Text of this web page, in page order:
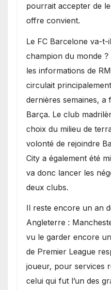
pourrait accepter de
offre convient.
​Le FC Barcelone va-
champion du monde ?
les informations de
circulait
dernières semaines, a
Barça. Le club
choix du milieu de
volonté de rejoindre
City a également été
va donc lancer les
deux clubs.
​Il reste encore un an
Angleterre :
vu le garder encore
de Premier League
joueur, pour services
celui qui fut l’un des